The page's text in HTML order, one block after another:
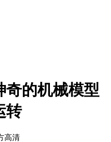
奇的机械模型
转
高清